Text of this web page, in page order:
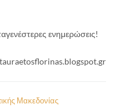
ενημερώσεις!
Μακεδονίας